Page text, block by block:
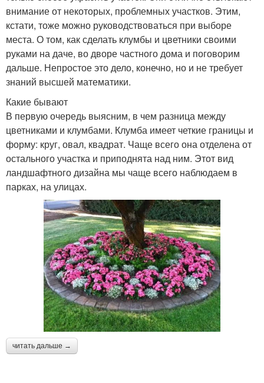
внимание от некоторых, проблемных участков. Этим,
кстати, тоже можно руководствоваться при выборе
места. О том, как сделать клумбы и цветники своими
руками на даче, во дворе частного дома и поговорим
дальше. Непростое это дело, конечно, но и не требует
знаний высшей математики.
Какие бывают
В первую очередь выясним, в чем разница между
цветниками и клумбами. Клумба имеет четкие границы и
форму: круг, овал, квадрат. Чаще всего она отделена от
остального участка и приподнята над ним. Этот вид
ландшафтного дизайна мы чаще всего наблюдаем в
парках, на улицах.
читать дальше →